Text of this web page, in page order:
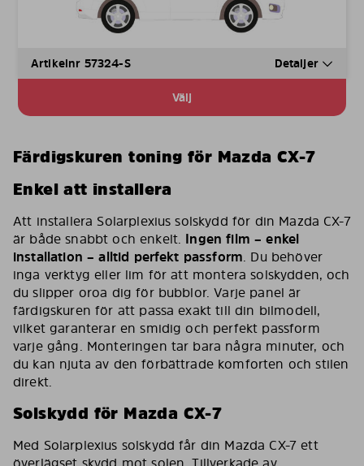
Artikelnr 57324-S Detaljer
Välj
Färdigskuren toning för Mazda CX-7
Enkel att installera
Att installera Solarplexius solskydd för din Mazda CX-7
är både snabbt och enkelt. Ingen film – enkel
installation – alltid perfekt passform. Du behöver
inga verktyg eller lim för att montera solskydden, och
du slipper oroa dig för bubblor. Varje panel är
färdigskuren för att passa exakt till din bilmodell,
vilket garanterar en smidig och perfekt passform
varje gång. Monteringen tar bara några minuter, och
du kan njuta av den förbättrade komforten och stilen
direkt.
Solskydd för Mazda CX-7
Med Solarplexius solskydd får din Mazda CX-7 ett